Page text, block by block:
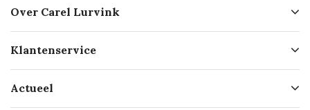
Over Carel Lurvink
Geschiedenis
Missie
Klantenservice
Bezorgen
Actueel